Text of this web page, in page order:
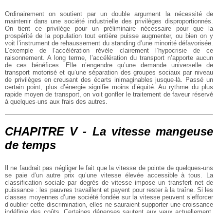
Ordinairement on soutient par un double argument la nécessité de
maintenir dans une société industrielle des privilèges disproportionnés.
On tient ce privilège pour un préliminaire nécessaire pour que la
prospérité de la population tout entière puisse augmenter, ou bien on y
voit l’instrument de rehaussement du standing d’une minorité défavorisée.
L’exemple de l’accélération révèle clairement l’hypocrisie de ce
raisonnement. A long terme, l’accélération du transport n’apporte aucun
de ces bénéfices. Elle n’engendre qu’une demande universelle de
transport motorisé et qu’une séparation des groupes sociaux par niveau
de privilèges en creusant des écarts inimaginables jusque-là. Passé un
certain point, plus d’énergie signifie moins d’équité. Au rythme du plus
rapide moyen de transport, on voit gonfler le traitement de faveur réservé
à quelques-uns aux frais des autres.
CHAPITRE V - La vitesse mangeuse
de temps
Il ne faudrait pas négliger le fait que la vitesse de pointe de quelques-uns
se paie d’un autre prix qu’une vitesse élevée accessible à tous. La
classification sociale par degrés de vitesse impose un transfert net de
puissance : les pauvres travaillent et payent pour rester à la traîne. Si les
classes moyennes d’une société fondée sur la vitesse peuvent s’efforcer
d’oublier cette discrimination, elles ne sauraient supporter une croissance